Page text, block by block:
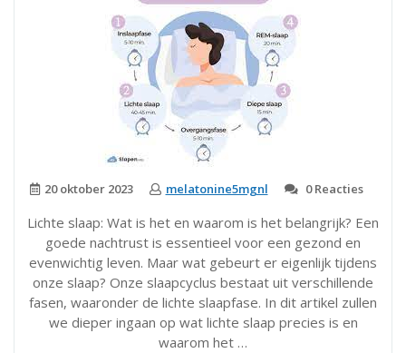
20 oktober 2023 melatonine5mgnl 0 Reacties
Lichte slaap: Wat is het en waarom is het belangrijk? Een
goede nachtrust is essentieel voor een gezond en
evenwichtig leven. Maar wat gebeurt er eigenlijk tijdens
onze slaap? Onze slaapcyclus bestaat uit verschillende
fasen, waaronder de lichte slaapfase. In dit artikel zullen
we dieper ingaan op wat lichte slaap precies is en
waarom het …